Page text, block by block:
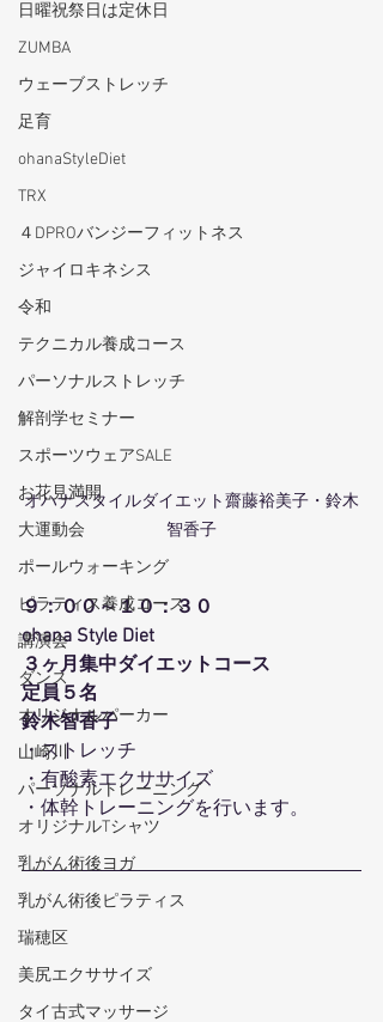
日曜祝祭日は定休日
ZUMBA
ウェーブストレッチ
足育
ohanaStyleDiet
TRX
４DPROバンジーフィットネス
ジャイロキネシス
令和
テクニカル養成コース
パーソナルストレッチ
解剖学セミナー
スポーツウェアSALE
お花見満開
大運動会
ポールウォーキング
ピラティス養成コース
講演会
ダンス
オリジナルパーカー
山崎川
パーソナルトレーニング
オリジナルTシャツ
乳がん術後ヨガ
乳がん術後ピラティス
瑞穂区
美尻エクササイズ
タイ古式マッサージ
オハナスタイルダイエット齋藤裕美子・鈴木
智香子
９：００～１０：３０
ohana Style Diet
３ヶ月集中ダイエットコース
定員５名
鈴木智香子
・ストレッチ
・有酸素エクササイズ
・体幹トレーニングを行います。